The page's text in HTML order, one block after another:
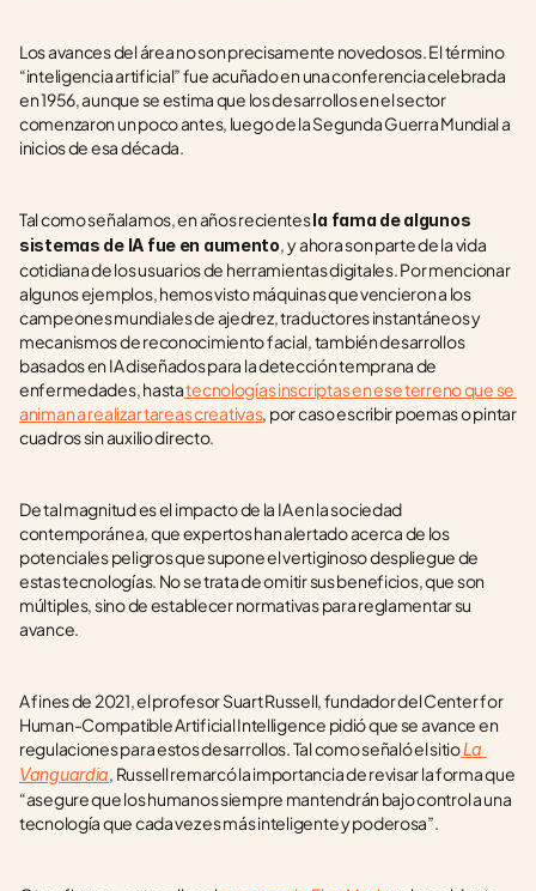
Los avances del área no son precisamente novedosos. El término
“inteligencia artificial” fue acuñado en una conferencia celebrada
en 1956, aunque se estima que los desarrollos en el sector
comenzaron un poco antes, luego de la Segunda Guerra Mundial a
inicios de esa década.
Tal como señalamos, en años recientes la fama de algunos
sistemas de IA fue en aumento,y ahora son parte de la vida
cotidiana de los usuarios de herramientas digitales. Por mencionar
algunos ejemplos, hemos visto máquinas que vencieron a los
campeones mundiales de ajedrez, traductores instantáneos y
mecanismos de reconocimiento facial, también desarrollos
basados en IA diseñados para la detección temprana de
enfermedades, hasta tecnologías inscriptas en ese terreno que se
animan a realizar tareas creativas, por caso escribir poemas o pintar
cuadros sin auxilio directo.
De tal magnitud es el impacto de la IA en la sociedad
contemporánea, que expertos han alertado acerca de los
potenciales peligros que supone el vertiginoso despliegue de
estas tecnologías. No se trata de omitir sus beneficios, que son
múltiples, sino de establecer normativas para reglamentar su
avance.
A fines de 2021, el profesor Suart Russell, fundador del Center for
Human-Compatible Artificial Intelligence pidió que se avance en
regulaciones para estos desarrollos. Tal como señaló el sitioLa
Vanguardia, Russell remarcó la importancia de revisar la forma que
“asegure que los humanos siempre mantendrán bajo control a una
tecnología que cada vez es más inteligente y poderosa”.